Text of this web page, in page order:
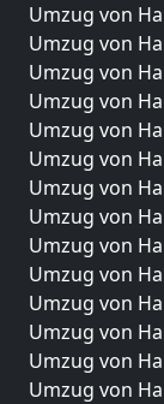
Umzug von
Umzug von
Umzug von
Umzug von
Umzug von
Umzug von
Umzug von
Umzug von
Umzug von
Umzug von
Umzug von
Umzug von
Umzug von
Umzug von